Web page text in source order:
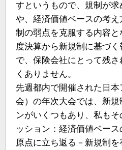
すというもので、規制が
や、経済価値ベースの考
制の弱点を克服する内容
度決算から新規制に基づ
で、保険会社にとって残
くありません。
先週都内で開催された日
会）の年次大会では、新規
ンがいくつもあり、私も
ッション：経済価値ベー
原点に立ち返る－新規制